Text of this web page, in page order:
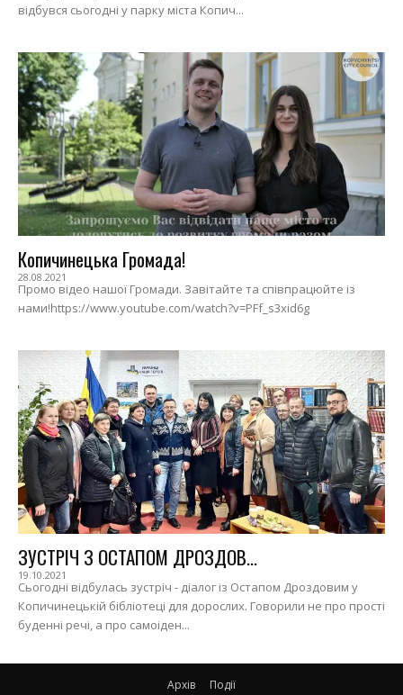
відбувся сьогодні у парку міста Копич...
Копичинецька Громада!
28.08.2021
Промо відео нашої Громади. Завітайте та співпрацюйте із
нами!https://www.youtube.com/watch?v=PFf_s3xid6g
ЗУСТРІЧ З ОСТАПОМ ДРОЗДОВ...
19.10.2021
Сьогодні відбулась зустріч - діалог із Остапом Дроздовим у
Копичинецькій бібліотеці для дорослих. Говорили не про прості
буденні речі, а про самоіден...
Архів Події